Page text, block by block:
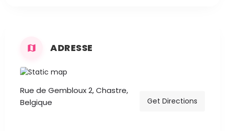
ADRESSE
Rue de Gembloux 2, Chastre,
Belgique
Get Directions